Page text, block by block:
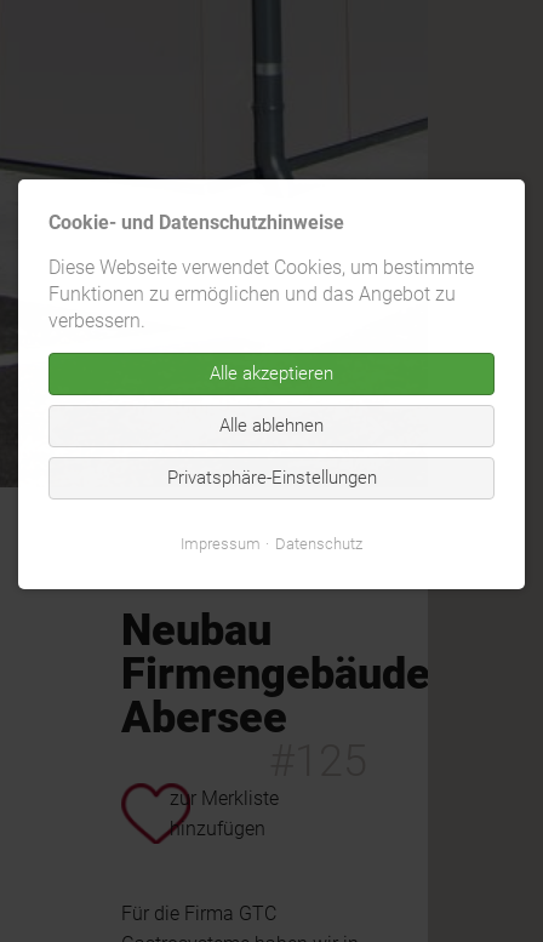
Neubau
Firmengebäude
Abersee
zur Merkliste
hinzufügen
Für die Firma GTC
Cookie- und Datenschutzhinweise
Diese Webseite verwendet Cookies, um bestimmte
Funktionen zu ermöglichen und das Angebot zu
verbessern.
Alle akzeptieren
Alle ablehnen
Privatsphäre-Einstellungen
Impressum Datenschutz